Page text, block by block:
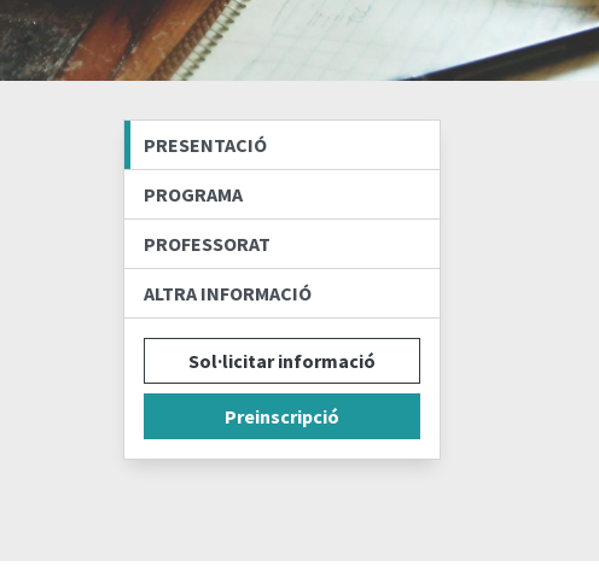
PRESENTACIÓ
PROGRAMA
PROFESSORAT
ALTRA INFORMACIÓ
Sol·licitar informació
Preinscripció